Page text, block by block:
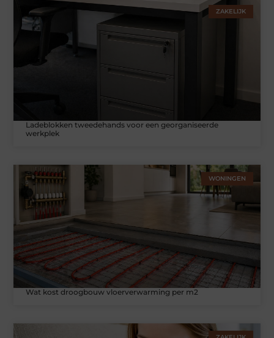
ZAKELIJK
Ladeblokken tweedehands voor een georganiseerde
werkplek
WONINGEN
Wat kost droogbouw vloerverwarming per m2